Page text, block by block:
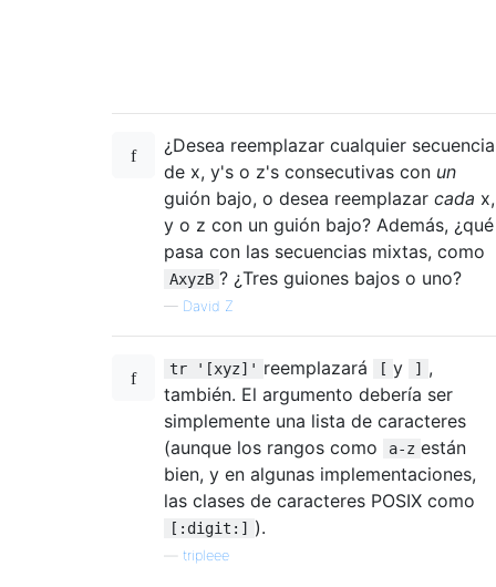
¿Desea reemplazar cualquier secuencia
de x, y's o z's consecutivas con un
guión bajo, o desea reemplazar cada x,
y o z con un guión bajo? Además, ¿qué
pasa con las secuencias mixtas, como
AxyzB ? ¿Tres guiones bajos o uno?
— David Z
tr '[xyz]' reemplazará [ y ] ,
también. El argumento debería ser
simplemente una lista de caracteres
(aunque los rangos como
a-z están
bien, y en algunas implementaciones,
las clases de caracteres POSIX como
[:digit:] ).
tripleee